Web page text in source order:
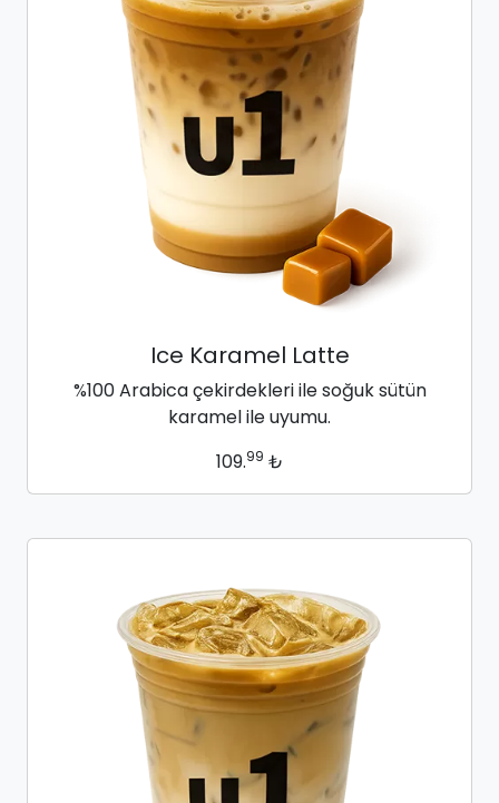
Ice Karamel Latte
%100 Arabica çekirdekleri ile soğuk sütün
karamel ile uyumu.
109.99 ₺